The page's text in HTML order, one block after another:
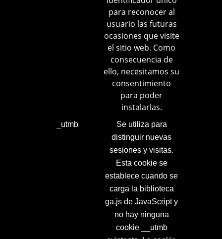
para reconocer al
usuario las futuras
ocasiones que visite
el sitio web. Como
consecuencia de
ello, necesitamos su
consentimiento
para poder
instalarlas.
_utmb
Se utiliza para
distinguir nuevas
sesiones y visitas.
Esta cookie se
establece cuando se
carga la biblioteca
ga.js de JavaScript y
no hay ninguna
cookie __utmb